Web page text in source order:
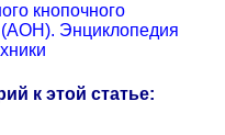
кнопочного
(АОН). Энциклопедия
к этой статье: